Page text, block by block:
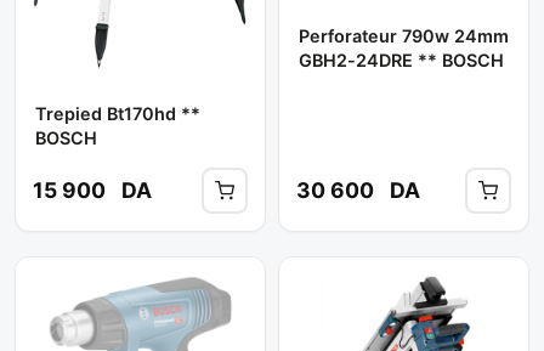
Trepied Bt170hd **
BOSCH
15 900 DA
Perforateur 790w 24mm
GBH2-24DRE ** BOSCH
30 600 DA